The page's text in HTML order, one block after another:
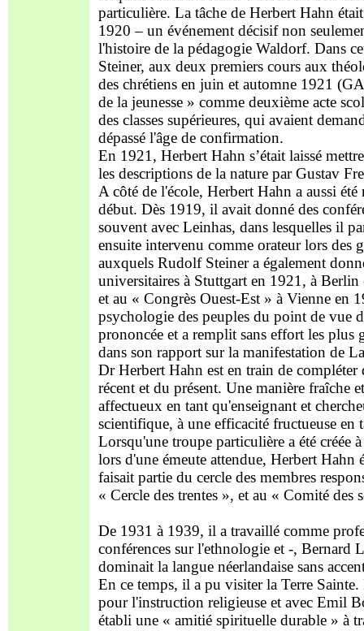
particulière. La tâche de Herbert Hahn
1920 – un événement décisif non
l'histoire de la pédagogie Waldorf. Dans
Steiner, aux deux premiers cours aux
des chrétiens en juin et automne 1921
de la jeunesse » comme deuxième acte
des classes supérieures, qui avaient
dépassé l'âge de confirmation.
En 1921, Herbert Hahn s’était laissé
les descriptions de la nature par Gustav
A côté de l'école, Herbert Hahn a aussi
début. Dès 1919, il avait donné des
souvent avec Leinhas, dans lesquelles il
ensuite intervenu comme orateur lors des
auxquels Rudolf Steiner a également
universitaires à Stuttgart en 1921, à
et au « Congrès Ouest-Est » à Vienne en
psychologie des peuples du point de vue
prononcée et a remplit sans effort les plus
dans son rapport sur la manifestation de
Dr Herbert Hahn est en train de compléter
récent et du présent. Une manière fraîche
affectueux en tant qu'enseignant et
scientifique, à une efficacité fructueuse en
Lorsqu'une troupe particulière a été
lors d'une émeute attendue, Herbert
faisait partie du cercle des membres
« Cercle des trentes », et au « Comité des
De 1931 à 1939, il a travaillé comme
conférences sur l'ethnologie et -, Bernard
dominait la langue néerlandaise sans
En ce temps, il a pu visiter la Terre
pour l'instruction religieuse et avec Emil
établi une « amitié spirituelle durable » à